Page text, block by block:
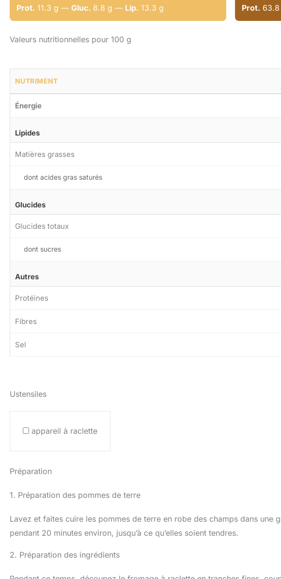
Prot. 11.3 g — Gluc. 8.8 g — Lip. 13.3 g Prot.
Valeurs nutritionnelles pour 100 g
NUTRIMENT
Énergie
Lipides
Matières grasses
dont acides gras saturés
Glucides
Glucides totaux
dont sucres
Autres
Protéines
Fibres
Sel
Ustensiles
appareil à raclette
Préparation
1. Préparation des pommes de terre
Lavez et faites cuire les pommes de terre en robe des champs dans une
pendant 20 minutes environ, jusqu’à ce qu’elles soient tendres.
2. Préparation des ingrédients